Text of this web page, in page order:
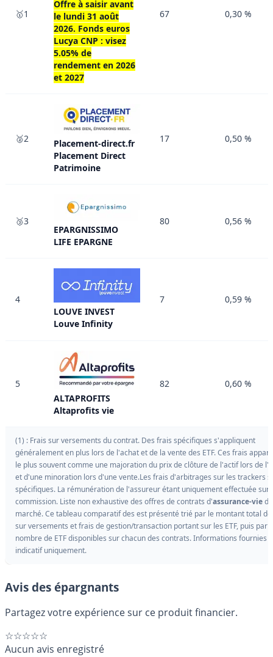
🥇1
Offre à saisir avant
le lundi 31 août
2026. Fonds euros
Lucya CNP : visez
5.05% de
rendement en 2026
et 2027
67 0,30 %
🥈2
Placement-direct.fr
Placement Direct
Patrimoine
17 0,50 %
🥉3
EPARGNISSIMO
LIFE EPARGNE
80 0,56 %
4
LOUVE INVEST
Louve Infinity
7 0,59 %
5
ALTAPROFITS
Altaprofits vie
82 0,60 %
(1) : Frais sur versements du contrat. Des frais spécifiques s'appliquent
généralement en plus lors de l'achat et de la vente des ETF. Ces frais
le plus souvent comme une majoration du prix de clôture de l'actif lors de
et d'une minoration lors d'une vente.Les frais d'arbitrages sur les trackers
spécifiques. La rémunération de l'assureur étant uniquement effectuée sur
commission. Liste non exhaustive des offres de contrats d'assurance-viedu
marché. Ce tableau comparatif des est présenté trié par le montant total
sur versements et frais de gestion/transaction portant sur les ETF, puis par
nombre de ETF disponibles sur chacun des contrats. Informations fournies
indicatif uniquement.
Avis des épargnants
Partagez votre expérience sur ce produit financier.
☆☆☆☆☆
Aucun avis enregistré